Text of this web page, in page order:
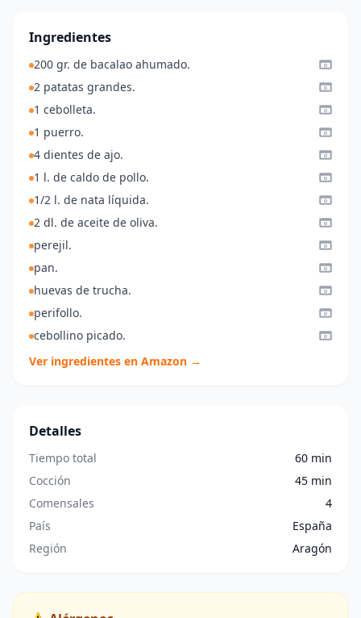
Ingredientes
200 gr. de bacalao ahumado.
2 patatas grandes.
1 cebolleta.
1 puerro.
4 dientes de ajo.
1 l. de caldo de pollo.
1/2 l. de nata líquida.
2 dl. de aceite de oliva.
perejil.
pan.
huevas de trucha.
perifollo.
cebollino picado.
Ver ingredientes en Amazon →
Detalles
Tiempo total
60 min
Cocción
45 min
Comensales
4
País
España
Región
Aragón